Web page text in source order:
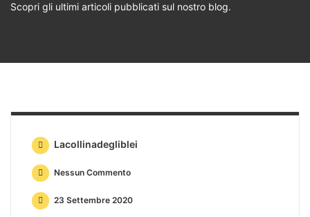
Scopri gli ultimi articoli pubblicati sul nostro blog.
Lacollinadegliblei
Nessun Commento
23 Settembre 2020